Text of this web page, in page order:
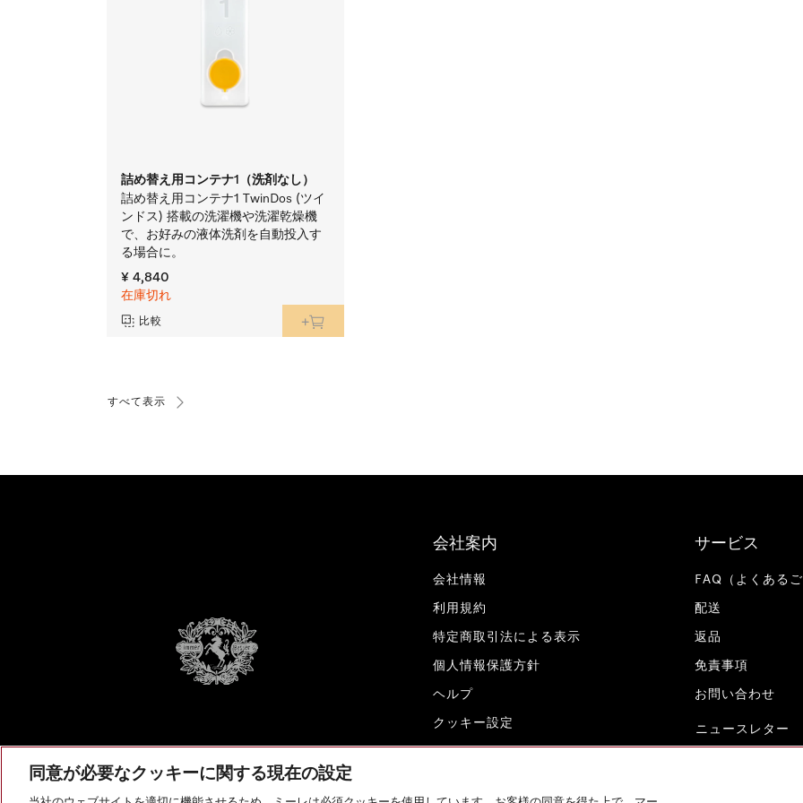
詰め替え用コンテナ1（洗剤なし）
詰め替え用コンテナ1 TwinDos (ツイ
ンドス) 搭載の洗濯機や洗濯乾燥機
で、お好みの液体洗剤を自動投入す
る場合に。
¥ 4,840
在庫切れ
比較
すべて表示
会社案内
会社情報
利用規約
特定商取引法による表示
個人情報保護方針
ヘルプ
クッキー設定
サービス
FAQ（よくある
配送
返品
免責事項
お問い合わせ
ニュースレター
同意が必要なクッキーに関する現在の設定